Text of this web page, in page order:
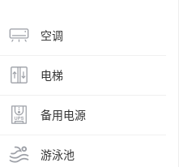
空调
电梯
备用电源
游泳池